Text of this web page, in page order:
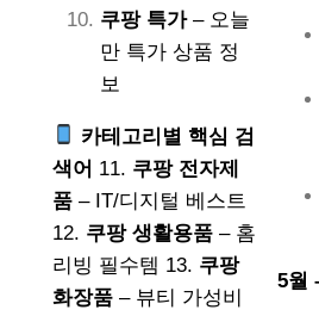
쿠팡 특가– 오늘
만 특가 상품 정
보
카테고리별 핵심 검
색어 11. 쿠팡 전자제
품 – IT/디지털 베스트
12. 쿠팡 생활용품 – 홈
리빙 필수템 13. 쿠팡
화장품 – 뷰티 가성비
5월